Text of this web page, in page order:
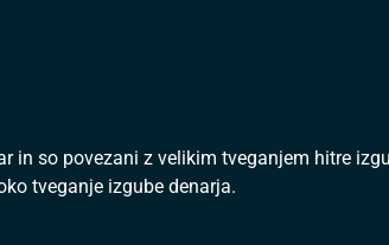
in so povezani z velikim tveganjem hitre
tveganje izgube denarja.